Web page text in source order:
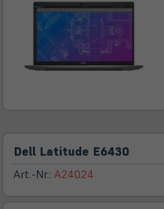
Dell Latitude E6430
Art.-Nr.: A24024